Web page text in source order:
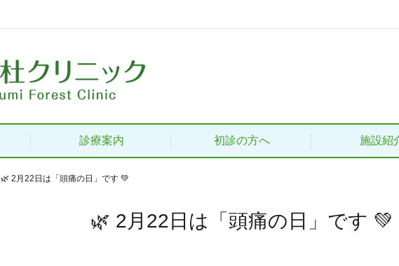
診療案内 初診の方へ 施設紹
🌿 2月22日は「頭痛の日」です 💚
🌿 2月22日は「頭痛の日」です 💚